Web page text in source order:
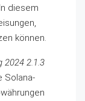
diesem
können.
2024 2.1.3
Solana-